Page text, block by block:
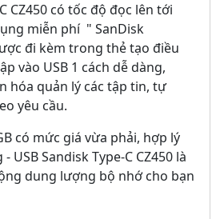
CZ450 có tốc độ đọc lên tới
miễn phí " SanDisk
đi kèm trong thẻ tạo điều
vào USB 1 cách dễ dàng,
hóa quản lý các tập tin, tự
yêu cầu.
có mức giá vừa phải, hợp lý
USB Sandisk Type-C CZ450 là
dung lượng bộ nhớ cho bạn